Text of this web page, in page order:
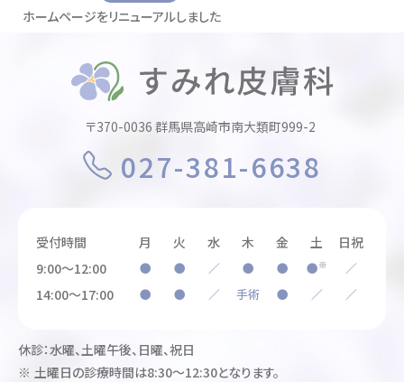
ホームページをリニューアルしました
〒370-0036 群馬県高崎市南大類町999-2
027-381-6638
受付時間 月 火 水 木 金 土
日祝
9:00～12:00
● ● ／ ● ● ●※ ／
14:00～17:00 ● ● ／ 手術 ● ／ ／
休診：水曜、土曜午後、日曜、祝日
土曜日の診療時間は8:30～12:30となります。